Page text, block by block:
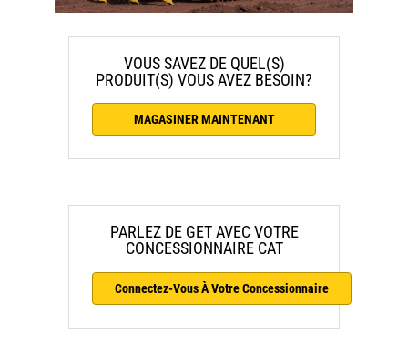
VOUS SAVEZ DE QUEL(S)
PRODUIT(S) VOUS AVEZ BESOIN?
MAGASINER MAINTENANT
PARLEZ DE GET AVEC VOTRE
CONCESSIONNAIRE CAT
Connectez-Vous À Votre Concessionnaire